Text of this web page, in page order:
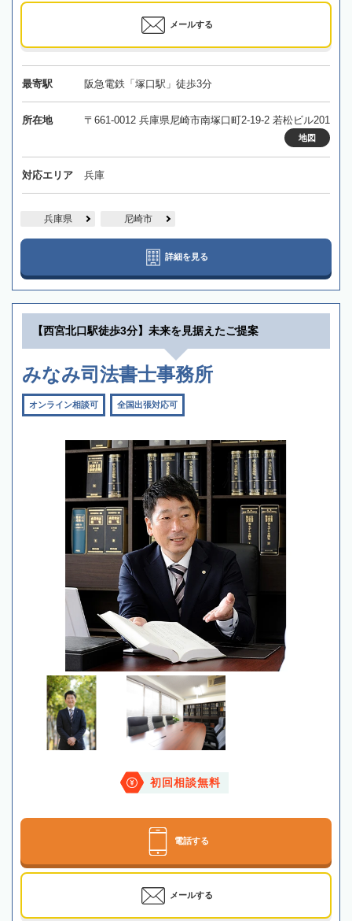
メールする
最寄駅 阪急電鉄「塚口駅」徒歩3分
所在地 〒661-0012 兵庫県尼崎市南塚口町2-19-2 若松ビル201
地図
対応エリア 兵庫
兵庫県 尼崎市
詳細を見る
【西宮北口駅徒歩3分】未来を見据えたご提案
みなみ司法書士事務所
オンライン相談可 全国出張対応可
初回相談無料
電話する
メールする